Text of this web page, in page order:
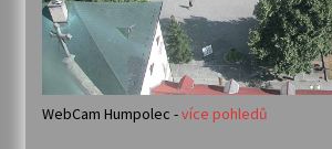
WebCam Humpolec -více pohledů